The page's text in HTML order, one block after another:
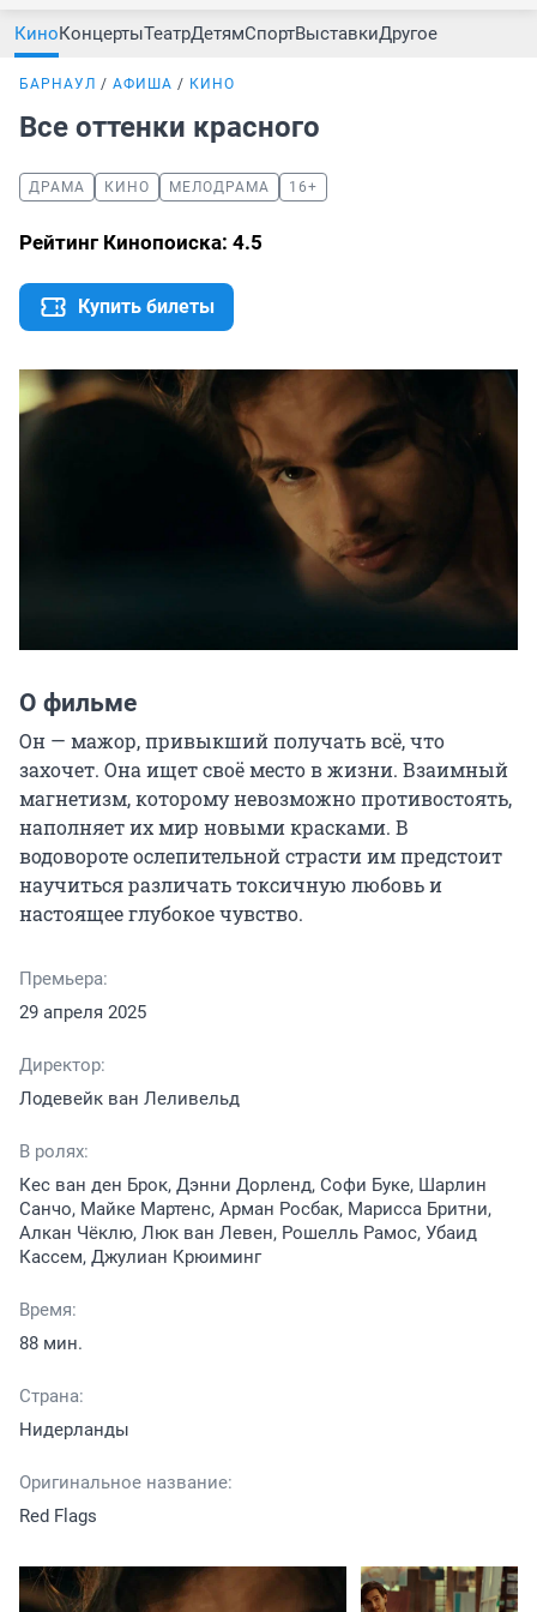
КиноКонцертыТеатрДетямСпортВыставкиДругое
БАРНАУЛ АФИША КИНО
Все оттенки красного
ДРАМА КИНО МЕЛОДРАМА 16+
Рейтинг Кинопоиска: 4.5
Купить билеты
О фильме
Он — мажор, привыкший получать всё, что
захочет. Она ищет своё место в жизни. Взаимный
магнетизм, которому невозможно противостоять,
наполняет их мир новыми красками. В
водовороте ослепительной страсти им предстоит
научиться различать токсичную любовь и
настоящее глубокое чувство.
Премьера:
29 апреля 2025
Директор:
Лодевейк ван Леливельд
В ролях:
Кес ван ден Брок, Дэнни Дорленд, Софи Буке, Шарлин
Санчо, Майке Мартенс, Арман Росбак, Марисса Бритни,
Алкан Чёклю, Люк ван Левен, Рошелль Рамос, Убаид
Кассем, Джулиан Крюиминг
Время:
88 мин.
Страна:
Нидерланды
Оригинальное название:
Red Flags